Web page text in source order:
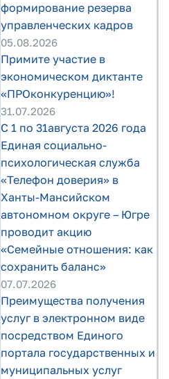
формирование резерва
управленческих кадров
05.08.2026
Примите участие в
экономическом диктанте
«ПРОконкуренцию»!
31.07.2026
С 1 по 31августа 2026 года
Единая социально-
психологическая служба
«Телефон доверия» в
Ханты-Мансийском
автономном округе – Югре
проводит акцию
«Семейные отношения: как
сохранить баланс»
07.07.2026
Преимущества получения
услуг в электронном виде
посредством Единого
портала государственных и
муниципальных услуг